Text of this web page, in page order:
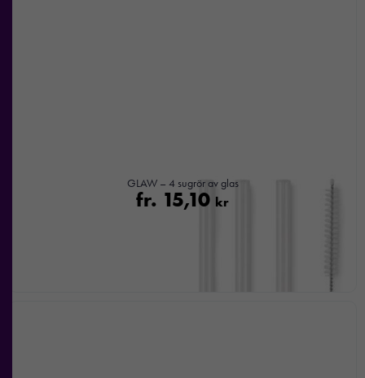
GLAW – 4 sugrör av glas
fr. 15,10 kr